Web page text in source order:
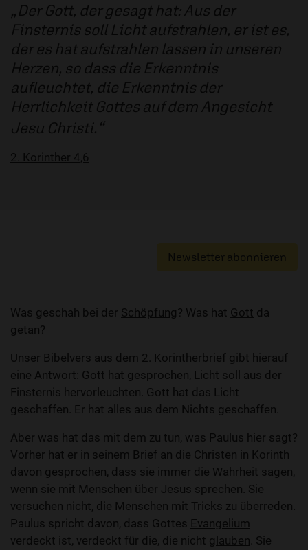
Der Gott, der gesagt hat: Aus der
Finsternis soll Licht aufstrahlen, er ist es,
der es hat aufstrahlen lassen in unseren
Herzen, so dass die Erkenntnis
aufleuchtet, die Erkenntnis der
Herrlichkeit Gottes auf dem Angesicht
Jesu Christi.
2. Korinther 4,6
Newsletter abonnieren
Was geschah bei der Schöpfung? Was hat Gott da
getan?
Unser Bibelvers aus dem 2. Korintherbrief gibt hierauf
eine Antwort: Gott hat gesprochen, Licht soll aus der
Finsternis hervorleuchten. Gott hat das Licht
geschaffen. Er hat alles aus dem Nichts geschaffen.
Aber was hat das mit dem zu tun, was Paulus hier sagt?
Vorher hat er in seinem Brief an die Christen in Korinth
davon gesprochen, dass sie immer die Wahrheit sagen,
wenn sie mit Menschen über Jesus sprechen. Sie
versuchen nicht, die Menschen mit Tricks zu überreden.
Paulus spricht davon, dass Gottes Evangelium
verdeckt ist, verdeckt für die, die nicht glauben . Sie